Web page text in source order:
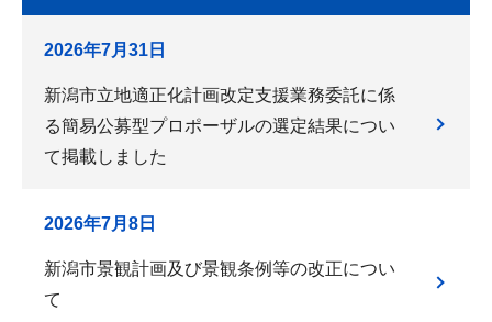
2026年7月31日
新潟市立地適正化計画改定支援業務委託に係
る簡易公募型プロポーザルの選定結果につい
て掲載しました
2026年7月8日
新潟市景観計画及び景観条例等の改正につい
て